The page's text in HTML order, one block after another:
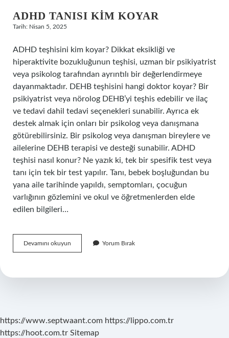
ADHD TANISI KIM KOYAR
Tarih: Nisan 5, 2025
ADHD teşhisini kim koyar? Dikkat eksikliği ve
hiperaktivite bozukluğunun teşhisi, uzman bir psikiyatrist
veya psikolog tarafından ayrıntılı bir değerlendirmeye
dayanmaktadır. DEHB teşhisini hangi doktor koyar? Bir
psikiyatrist veya nörolog DEHB’yi teşhis edebilir ve ilaç
ve tedavi dahil tedavi seçenekleri sunabilir. Ayrıca ek
destek almak için onları bir psikolog veya danışmana
götürebilirsiniz. Bir psikolog veya danışman bireylere ve
ailelerine DEHB terapisi ve desteği sunabilir. ADHD
teşhisi nasıl konur? Ne yazık ki, tek bir spesifik test veya
tanı için tek bir test yapılır. Tanı, bebek boşluğundan bu
yana aile tarihinde yapıldı, semptomları, çocuğun
varlığının gözlemini ve okul ve öğretmenlerden elde
edilen bilgileri…
Devamını okuyun
Tanısı
Yorum Bırak
https://www.septwaant.com https://lippo.com.tr
https://hoot.com.tr Sitemap